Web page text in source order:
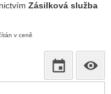
Zásilková služba
v ceně